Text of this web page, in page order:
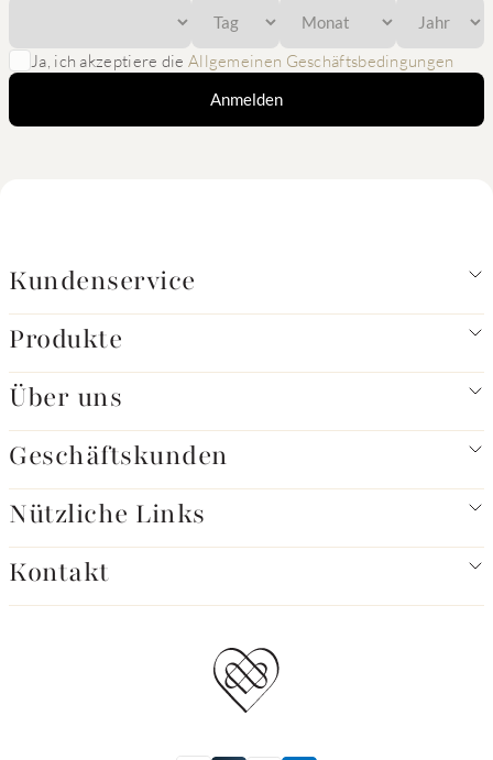
Ja, ich akzeptiere die Allgemeinen Geschäftsbedingungen
Anmelden
Kundenservice
Produkte
Über uns
Geschäftskunden
Nützliche Links
Kontakt